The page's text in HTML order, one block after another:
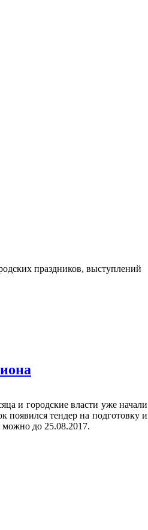
праздников, выступлений
и городские власти уже начали
появился тендер на подготовку и
можно до 25.08.2017.